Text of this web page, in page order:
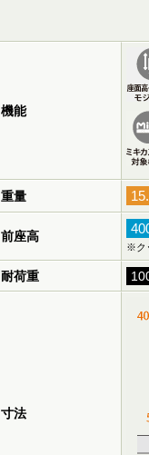
機能
重量
前座高
※ク
耐荷重
寸法